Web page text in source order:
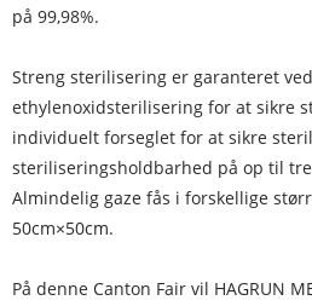
på 99,98%.
Streng sterilisering er garanteret
ethylenoxidsterilisering for at sikre
individuelt forseglet for at sikre
steriliseringsholdbarhed på op til
Almindelig gaze fås i forskellige
50cm×50cm.
På denne Canton Fair vil HAGRUN